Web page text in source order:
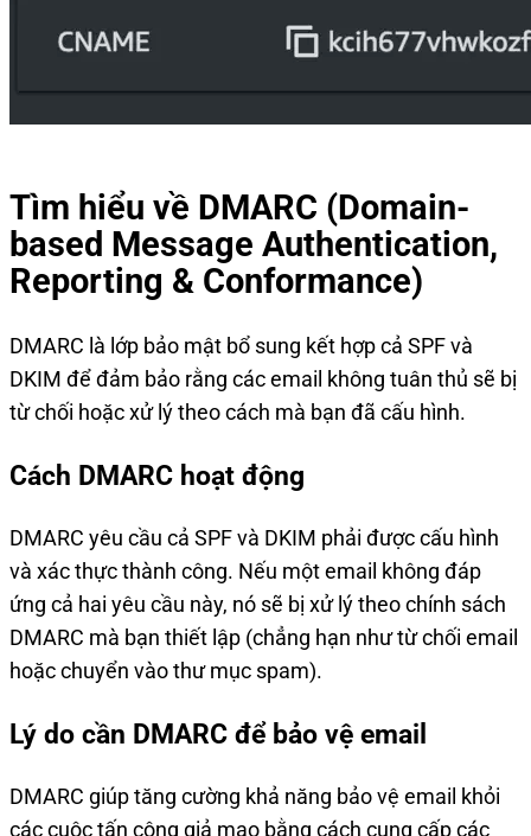
Tìm hiểu về DMARC (Domain-
based Message Authentication,
Reporting & Conformance)
DMARC là lớp bảo mật bổ sung kết hợp cả SPF và
DKIM để đảm bảo rằng các email không tuân thủ sẽ bị
từ chối hoặc xử lý theo cách mà bạn đã cấu hình.
Cách DMARC hoạt động
DMARC yêu cầu cả SPF và DKIM phải được cấu hình
và xác thực thành công. Nếu một email không đáp
ứng cả hai yêu cầu này, nó sẽ bị xử lý theo chính sách
DMARC mà bạn thiết lập (chẳng hạn như từ chối email
hoặc chuyển vào thư mục spam).
Lý do cần DMARC để bảo vệ email
DMARC giúp tăng cường khả năng bảo vệ email khỏi
các cuộc tấn công giả mạo bằng cách cung cấp các